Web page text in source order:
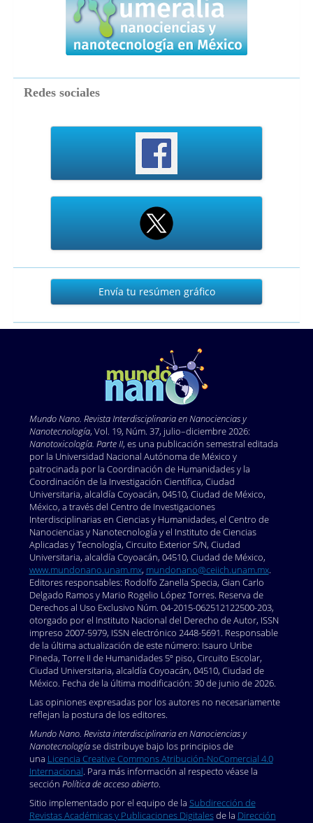
Redes sociales
Envía
resúmen
gráfico
Envía tu resúmen gráfico
Mundo Nano. Revista Interdisciplinaria en Nanociencias y
Nanotecnología, Vol. 19, Núm. 37, julio–diciembre 2026:
Nanotoxicología. Parte II, es una publicación semestral editada
por la Universidad Nacional Autónoma de México y
patrocinada por la Coordinación de Humanidades y la
Coordinación de la Investigación Científica, Ciudad
Universitaria, alcaldía Coyoacán, 04510, Ciudad de México,
México, a través del Centro de Investigaciones
Interdisciplinarias en Ciencias y Humanidades, el Centro de
Nanociencias y Nanotecnología y el Instituto de Ciencias
Aplicadas y Tecnología, Circuito Exterior S/N, Ciudad
Universitaria, alcaldía Coyoacán, 04510, Ciudad de México,
www.mundonano.unam.mx, mundonano@ceiich.unam.mx.
Editores responsables: Rodolfo Zanella Specia, Gian Carlo
Delgado Ramos y Mario Rogelio López Torres. Reserva de
Derechos al Uso Exclusivo Núm. 04-2015-062512122500-203,
otorgado por el Instituto Nacional del Derecho de Autor, ISSN
impreso 2007-5979, ISSN electrónico 2448-5691. Responsable
de la última actualización de este número: Isauro Uribe
Pineda, Torre II de Humanidades 5º piso, Circuito Escolar,
Ciudad Universitaria, alcaldía Coyoacán, 04510, Ciudad de
México. Fecha de la última modificación: 30 de junio de 2026.
Las opiniones expresadas por los autores no necesariamente
reflejan la postura de los editores.
Mundo Nano. Revista interdisciplinaria en Nanociencias y
Nanotecnologíase distribuye bajo los principios de
una Licencia Creative Commons Atribución-NoComercial 4.0
Internacional. Para más información al respecto véase la
sección Política de acceso abierto.
Sitio implementado por el equipo de la Subdirección de
Revistas Académicas y Publicaciones Digitalesde la Dirección